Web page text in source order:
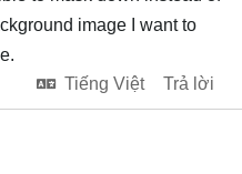
image I want to
Tiếng Việt
Trả lời